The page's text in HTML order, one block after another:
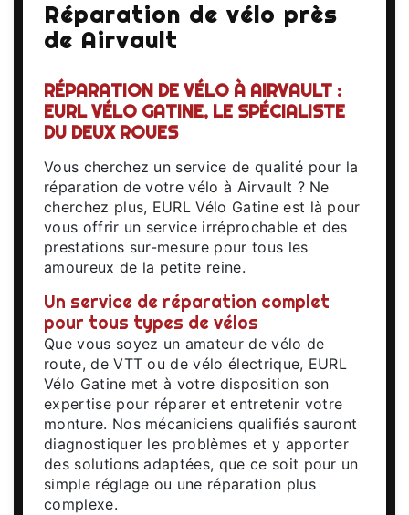
Réparation de vélo près
de Airvault
RÉPARATION DE VÉLO À AIRVAULT :
EURL VÉLO GATINE, LE SPÉCIALISTE
DU DEUX ROUES
Vous cherchez un service de qualité pour la
réparation de votre vélo à Airvault ? Ne
cherchez plus, EURL Vélo Gatine est là pour
vous offrir un service irréprochable et des
prestations sur-mesure pour tous les
amoureux de la petite reine.
Un service de réparation complet
pour tous types de vélos
Que vous soyez un amateur de vélo de
route, de VTT ou de vélo électrique, EURL
Vélo Gatine met à votre disposition son
expertise pour réparer et entretenir votre
monture. Nos mécaniciens qualifiés sauront
diagnostiquer les problèmes et y apporter
des solutions adaptées, que ce soit pour un
simple réglage ou une réparation plus
complexe.